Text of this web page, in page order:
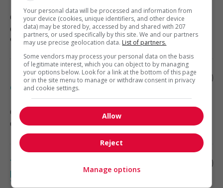
Québec, QC
Génie, biopharmaceutique, sciences
et techniques scientifiques
Directeur(trice) de compte / relation
client – jumeau numérique
Québec
Cadres supérieurs / Haute direction
Travailleur social /travailleuse sociale
pour le programme d’aide aux employés
télétravail
Your personal data will be processed and information from
your device (cookies, unique identifiers, and other device
data) may be stored by, accessed by and shared with 207
partners, or used specifically by this site. We and our partners
may use precise geolocation data. List of partners.
Some vendors may process your personal data on the basis
of legitimate interest, which you can object to by managing
your options below. Look for a link at the bottom of this page
or in the site menu to manage or withdraw consent in privacy
and cookie settings.
Allow
Reject
Manage options